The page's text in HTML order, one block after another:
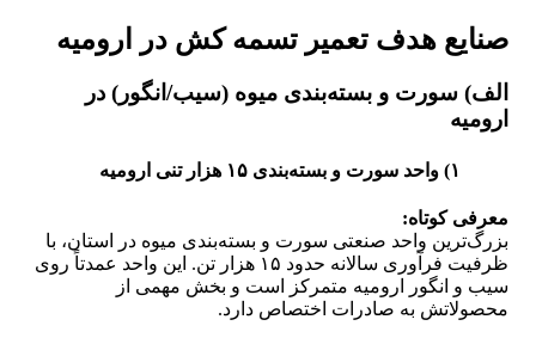
صنایع هدف تعمیر تسمه کش در ارومیه
الف) سورت و بسته‌بندی میوه (سیب/انگور) در
ارومیه
معرفی کوتاه:
بزرگ‌ترین واحد صنعتی سورت و بسته‌بندی میوه در استان، با
ظرفیت فرآوری سالانه حدود ۱۵ هزار تن. این واحد عمدتاً روی
سیب و انگور ارومیه متمرکز است و بخش مهمی از
محصولاتش به صادرات اختصاص دارد.